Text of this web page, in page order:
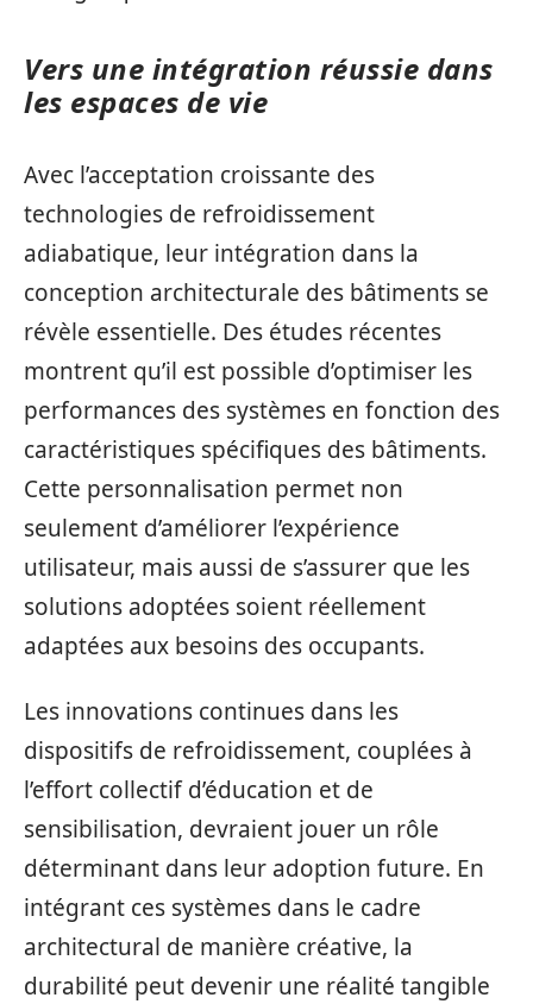
Vers une intégration réussie dans
les espaces de vie
Avec l’acceptation croissante des
technologies de refroidissement
adiabatique, leur intégration dans la
conception architecturale des bâtiments se
révèle essentielle. Des études récentes
montrent qu’il est possible d’optimiser les
performances des systèmes en fonction des
caractéristiques spécifiques des bâtiments.
Cette personnalisation permet non
seulement d’améliorer l’expérience
utilisateur, mais aussi de s’assurer que les
solutions adoptées soient réellement
adaptées aux besoins des occupants.
Les innovations continues dans les
dispositifs de refroidissement, couplées à
l’effort collectif d’éducation et de
sensibilisation, devraient jouer un rôle
déterminant dans leur adoption future. En
intégrant ces systèmes dans le cadre
architectural de manière créative, la
durabilité peut devenir une réalité tangible